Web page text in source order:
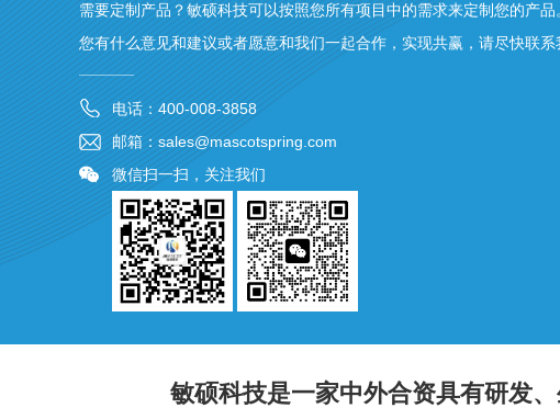
需要定制产品？敏硕科技可以按照您所有项目中的需求来定制您的产品
您有什么意见和建议或者愿意和我们一起合作，实现共赢，请尽快联系
电话：400-008-3858
邮箱：sales@mascotspring.com
微信扫一扫，关注我们
敏硕科技是一家中外合资具有研发